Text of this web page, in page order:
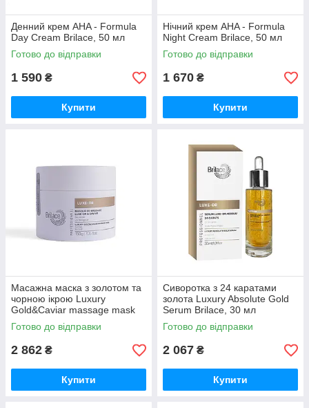
Денний крем AHA - Formula
Day Cream Brilace, 50 мл
Готово до відправки
1 590 ₴
Купити
Нічний крем AHA - Formula
Night Cream Brilace, 50 мл
Готово до відправки
1 670 ₴
Купити
Масажна маска з золотом та
чорною ікрою Luxury
Gold&Caviar massage mask
Brilace, 150 г
Готово до відправки
2 862 ₴
Купити
Cиворотка з 24 каратами
золота Luxury Absolute Gold
Serum Brilace, 30 мл
Готово до відправки
2 067 ₴
Купити